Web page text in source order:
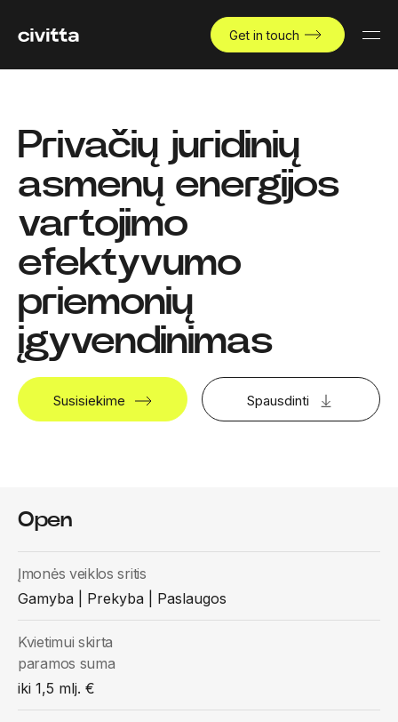
Get in touch
Privačių juridinių
asmenų energijos
vartojimo
efektyvumo
priemonių
įgyvendinimas
Susisiekime Spausdinti
Open
Įmonės veiklos sritis
Gamyba | Prekyba | Paslaugos
Kvietimui skirta
paramos suma
iki 1,5 mlj. €